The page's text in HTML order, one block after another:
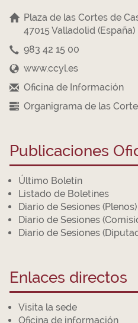
Plaza de las Cortes de
47015 Valladolid (España)
983 42 15 00
www.ccyl.es
Oficina de Información
Organigrama de las
Publicaciones
Último Boletín
Listado de Boletines
Diario de Sesiones (Plenos)
Diario de Sesiones
Diario de Sesiones
Enlaces directos
Visita la sede
Oficina de información